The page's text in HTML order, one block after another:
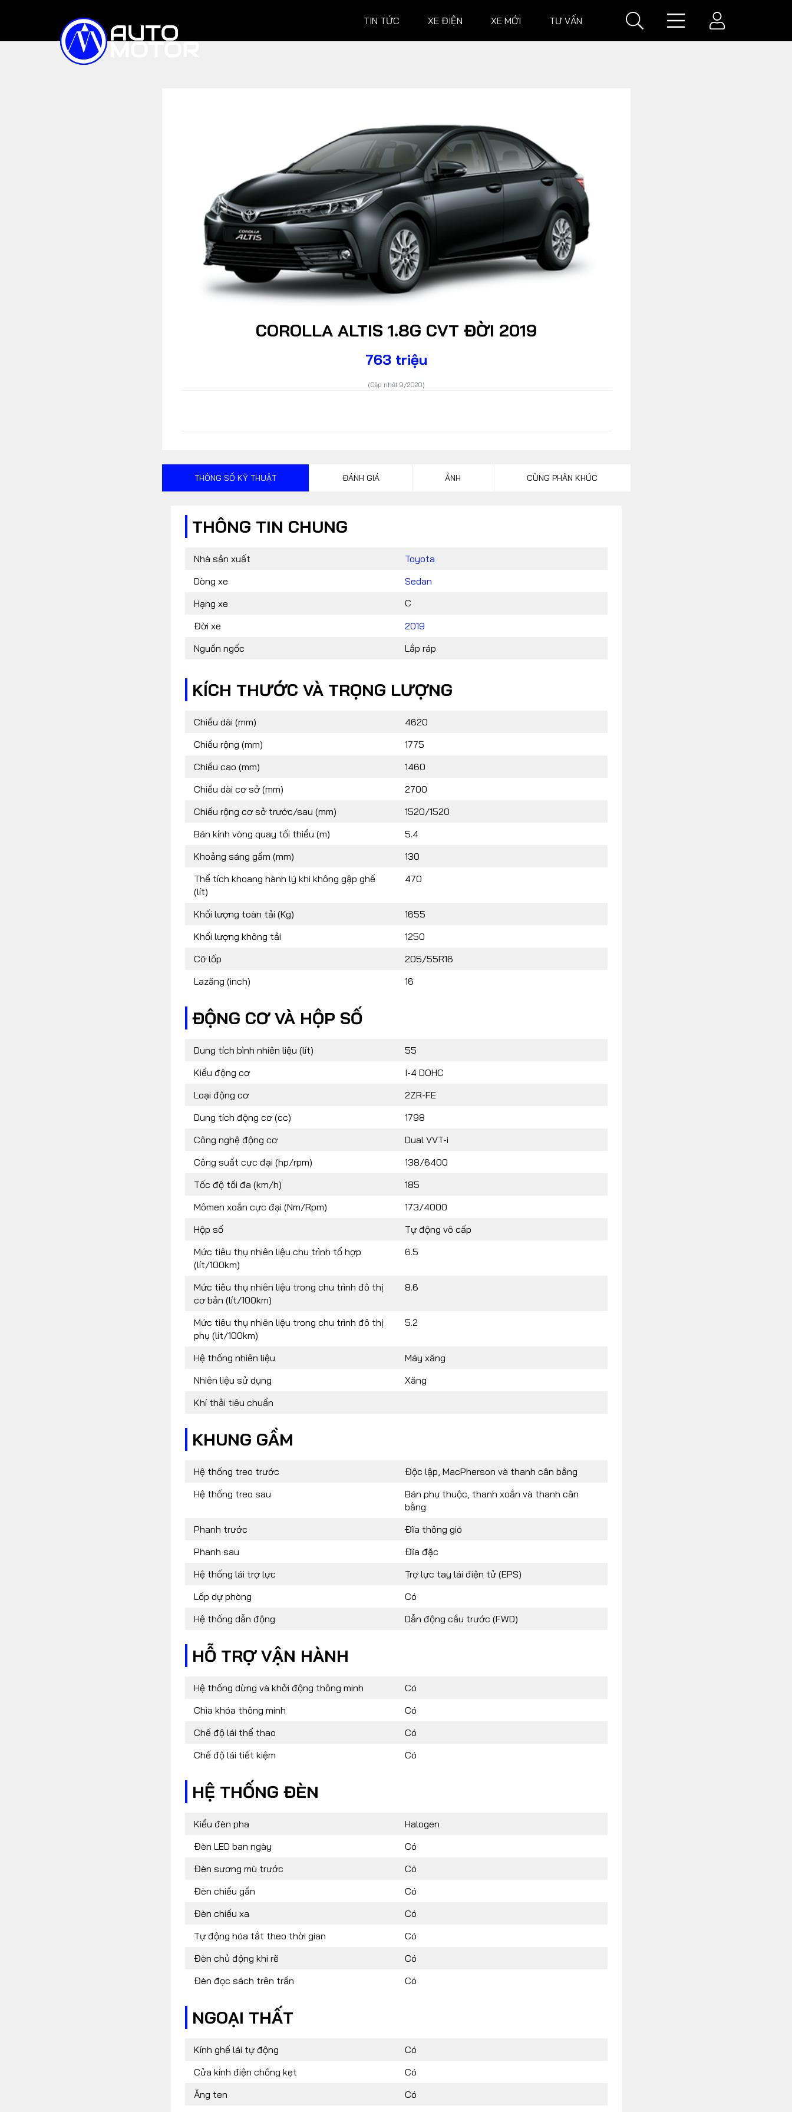
TIN TỨC XE ĐIỆN XE MỚI TƯ VẤN
Ô tô
Xe máy
Ô tô
Xe máy
Hành trình
SO SÁNH XE TƯ VẤN
Mẹo vặt
Lỗi thường gặp
Hỏi đáp
ĐUA XE
MotoGP
F1
RSS
024 32055868 / 0913070809
COROLLA ALTIS 1.8G CVT ĐỜI 2019
763 triệu
(Cập nhật 9/2020)
THÔNG SỐ KỸ THUẬT ĐÁNH GIÁ ẢNH CÙNG PHÂN KHÚC
THÔNG TIN CHUNG
Nhà sản xuất
Toyota
Dòng xe
Sedan
Hạng xe
C
Đời xe
2019
Nguồn ngốc
Lắp ráp
KÍCH THƯỚC VÀ TRỌNG LƯỢNG
Chiều dài (mm)
4620
Chiều rộng (mm)
1775
Chiều cao (mm)
1460
Chiều dài cơ sở (mm)
2700
Chiều rộng cơ sở trước/sau (mm)
1520/1520
Bán kính vòng quay tối thiểu (m)
5.4
Khoảng sáng gầm (mm)
130
Thể tích khoang hành lý khi không gập ghế
(lít)
470
Khối lượng toàn tải (Kg)
1655
Khối lượng không tải
1250
Cỡ lốp
205/55R16
Lazăng (inch)
16
ĐỘNG CƠ VÀ HỘP SỐ
Dung tích bình nhiên liệu (lít)
55
Kiểu động cơ
I-4 DOHC
Loại động cơ
2ZR-FE
Dung tích động cơ (cc)
1798
Công nghệ động cơ
Dual VVT-i
Công suất cực đại (hp/rpm)
138/6400
Tốc độ tối đa (km/h)
185
Mômen xoắn cực đại (Nm/Rpm)
173/4000
Hộp số
Tự động vô cấp
Mức tiêu thụ nhiên liệu chu trình tổ hợp
(lít/100km)
6.5
Mức tiêu thụ nhiên liệu trong chu trình đô thị
cơ bản (lít/100km)
8.6
Mức tiêu thụ nhiên liệu trong chu trình đô thị
phụ (lít/100km)
5.2
Hệ thống nhiên liệu
Máy xăng
Nhiên liệu sử dụng
Xăng
Khí thải tiêu chuẩn
KHUNG GẦM
Hệ thống treo trước
Độc lập, MacPherson và thanh cân bằng
Hệ thống treo sau
Bán phụ thuộc, thanh xoắn và thanh cân
bằng
Phanh trước
Đĩa thông gió
Phanh sau
Đĩa đặc
Hệ thống lái trợ lực
Trợ lực tay lái điện tử (EPS)
Lốp dự phòng
Có
Hệ thống dẫn động
Dẫn động cầu trước (FWD)
HỖ TRỢ VẬN HÀNH
Hệ thống dừng và khởi động thông minh
Có
Chìa khóa thông minh
Có
Chế độ lái thể thao
Có
Chế độ lái tiết kiệm
Có
HỆ THỐNG ĐÈN
Kiểu đèn pha
Halogen
Đèn LED ban ngày
Có
Đèn sương mù trước
Có
Đèn chiếu gần
Có
Đèn chiếu xa
Có
Tự động hóa tắt theo thời gian
Có
Đèn chủ động khi rẽ
Có
Đèn đọc sách trên trần
Có
NGOẠI THẤT
Kính ghế lái tự động
Có
Cửa kính điện chống kẹt
Có
Ăng ten
Có